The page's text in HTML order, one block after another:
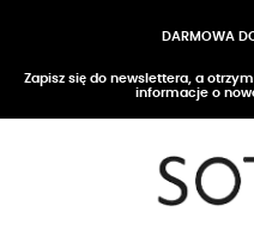
DARMOWA
Zapisz się do newslettera, a
informacje o